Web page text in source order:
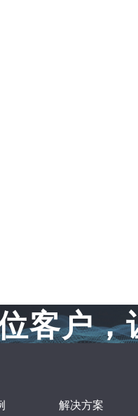
客户
解决方案